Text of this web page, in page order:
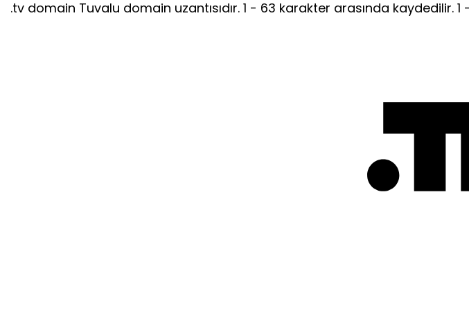
.tv domain Tuvalu domain uzantısıdır. 1 - 63 karakter arasında kaydedilir.